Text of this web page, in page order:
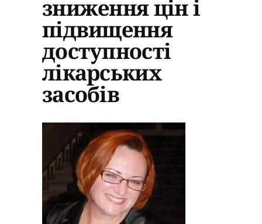
зниження цін і
підвищення
доступності
лікарських
засобів